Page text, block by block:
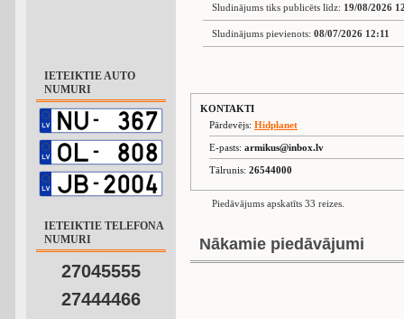
IETEIKTIE AUTO
NUMURI
IETEIKTIE TELEFONA
NUMURI
27045555
27444466
Sludinājums tiks publicēts līdz: 19/08/2026
Sludinājums pievienots: 08/07/2026 12:11
KONTAKTI
Pārdevējs: Hidplanet
E-pasts: armikus@inbox.lv
Tālrunis: 26544000
Piedāvājums apskatīts 33 reizes.
Nākamie piedāvājumi